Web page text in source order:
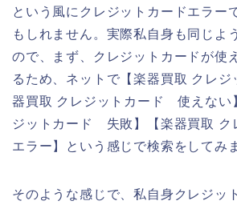
という風にクレジットカードエラー
もしれません。実際私自身も同じよ
ので、まず、クレジットカードが使
るため、ネットで【楽器買取 クレジ
器買取 クレジットカード 使えない
ジットカード 失敗】【楽器買取
エラー】という感じで検索をしてみ
そのような感じで、私自身クレジッ